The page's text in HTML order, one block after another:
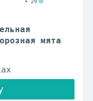
мята
+ 29